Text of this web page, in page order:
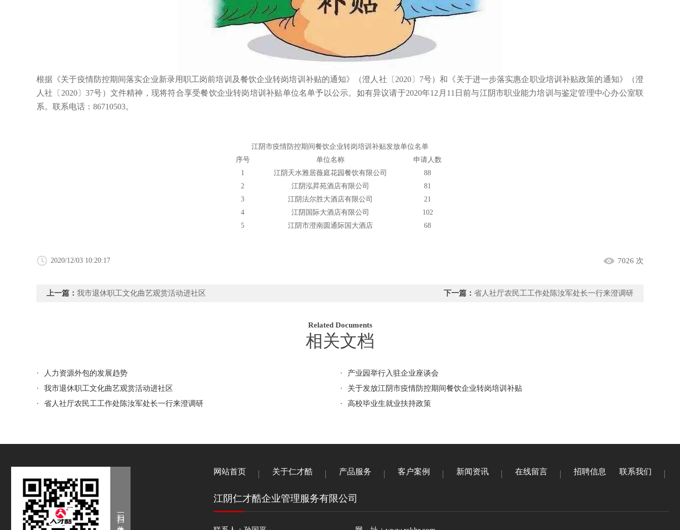
根据《关于疫情防控期间落实企业新录用职工岗前培训及餐饮企业转岗培训补贴的通知》（澄人社〔2020〕7号）和《关于进一步落实惠企职业培训补贴政策的通知》（澄
人社〔2020〕37号）文件精神，现将符合享受餐饮企业转岗培训补贴单位名单予以公示。如有异议请于2020年12月11日前与江阴市职业能力培训与鉴定管理中心办公室联
系。联系电话：86710503。
江阴市疫情防控期间餐饮企业转岗培训补贴发放单位名单
序号
单位名称
申请人数
1
江阴天水雅居薇庭花园餐饮有限公司
88
2
江阴泓昇苑酒店有限公司
81
3
江阴法尔胜大酒店有限公司
21
4
江阴国际大酒店有限公司
102
5
江阴市澄南圆通际国大酒店 68
2020/12/03 10:20:17 7026 次
上一篇： 我市退休职工文化曲艺观赏活动进社区 下一篇： 省人社厅农民工工作处陈汝军处长一行来澄调研
Related Documents
相关文档
· 人力资源外包的发展趋势 ·
产业园举行入驻企业座谈会
·
我市退休职工文化曲艺观赏活动进社区 ·
关于发放江阴市疫情防控期间餐饮企业转岗培训补贴
·
省人社厅农民工工作处陈汝军处长一行来澄调研 · 高校毕业生就业扶持政策
扫一扫 关注手机站
网站首页 关于仁才酷 产品服务 客户案例 新闻资讯 在线留言 招聘信息 联系我们
江阴仁才酷企业管理服务有限公司